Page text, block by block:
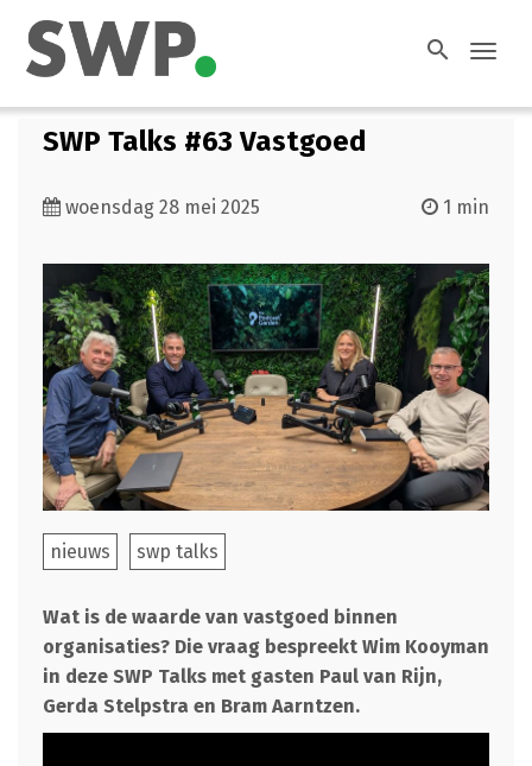
search
SWP Talks #63 Vastgoed
woensdag 28 mei 2025 1 min
nieuws swp talks
Wat is de waarde van vastgoed binnen
organisaties? Die vraag bespreekt Wim Kooyman
in deze SWP Talks met gasten Paul van Rijn,
Gerda Stelpstra en Bram Aarntzen.